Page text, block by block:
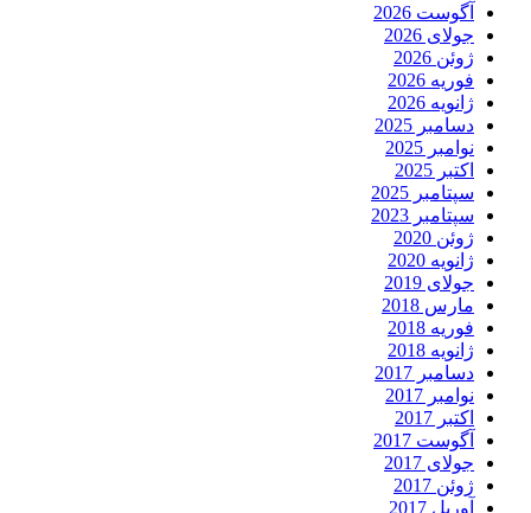
آگوست 2026
جولای 2026
ژوئن 2026
فوریه 2026
ژانویه 2026
دسامبر 2025
نوامبر 2025
اکتبر 2025
سپتامبر 2025
سپتامبر 2023
ژوئن 2020
ژانویه 2020
جولای 2019
مارس 2018
فوریه 2018
ژانویه 2018
دسامبر 2017
نوامبر 2017
اکتبر 2017
آگوست 2017
جولای 2017
ژوئن 2017
آوریل 2017